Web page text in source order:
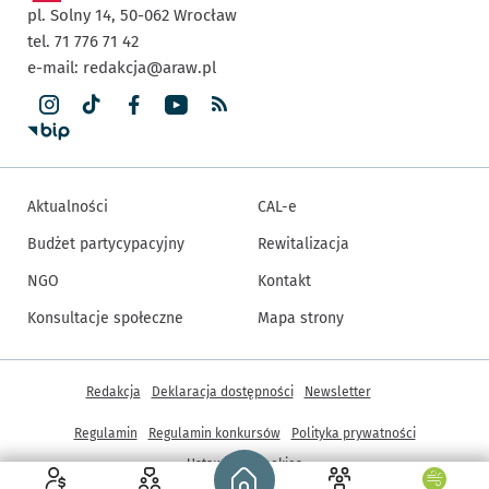
Strona główna - wroclaw.pl
pl. Solny 14, 50-062 Wrocław
tel. 71 776 71 42
e-mail: redakcja@araw.pl
Aktualności
Budżet partycypacyjny
NGO
Konsultacje społeczne
CAL-e
Rewitalizacja
Kontakt
Mapa strony
Inne informacje
Redakcja Deklaracja dostępności Newsletter
Regulamin Regulamin konkursów
Polityka prywatności
Ustawienia cookies